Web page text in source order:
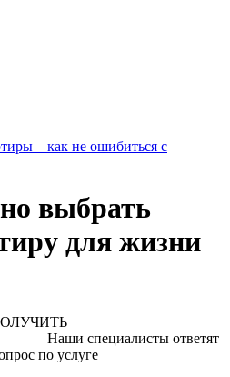
– как не ошибиться с
выбрать
для жизни
ПОЛУЧИТЬ
специалисты ответят
по услуге